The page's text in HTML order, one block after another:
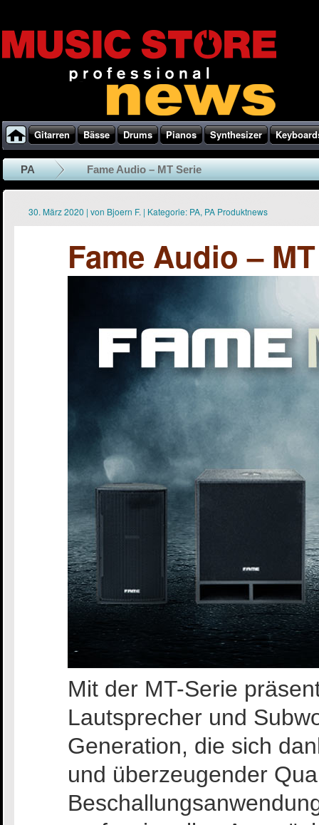
Gitarren Bässe Drums Pianos Synthesizer
PA Fame Audio – MT Serie
30. März 2020 | von Bjoern F. | Kategorie: PA, PA Produktnews
Fame Audio –
Mit der MT-Serie
Lautsprecher und
Generation, die sich
und überzeugender